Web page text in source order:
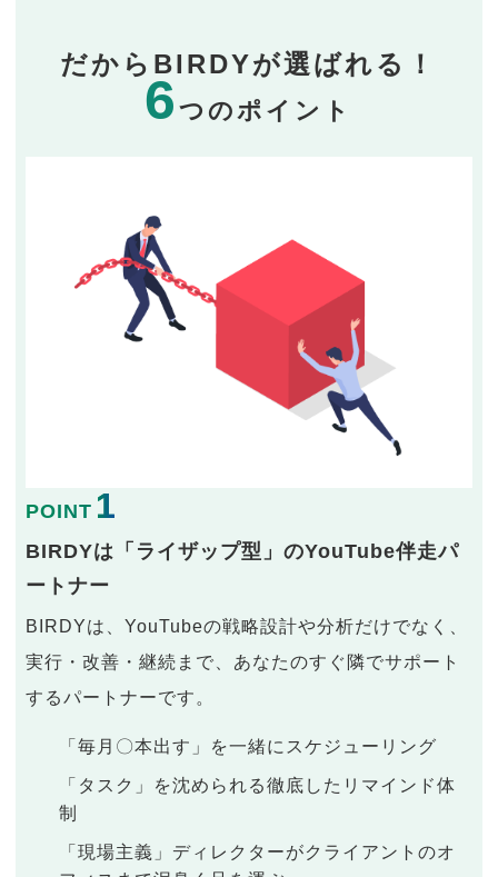
だからBIRDYが選ばれる！
6つのポイント
POINT 1
BIRDYは「ライザップ型」のYouTube伴走パ
ートナー
BIRDYは、YouTubeの戦略設計や分析だけでなく、
実行・改善・継続まで、あなたのすぐ隣でサポート
するパートナーです。
「毎月〇本出す」を一緒にスケジューリング
「タスク」を沈められる徹底したリマインド体
制
「現場主義」ディレクターがクライアントのオ